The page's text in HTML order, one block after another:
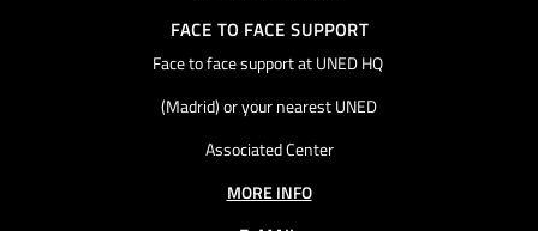
FACE TO FACE SUPPORT
Face to face support at UNED HQ
(Madrid) or your nearest UNED
Associated Center
MORE INFO